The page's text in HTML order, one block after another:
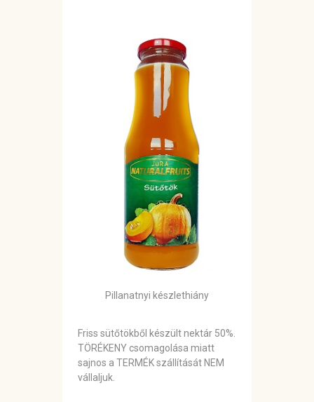
Pillanatnyi készlethiány
Friss sütőtökből készült nektár 50%.
TÖRÉKENY csomagolása miatt
sajnos a TERMÉK szállítását NEM
vállaljuk.